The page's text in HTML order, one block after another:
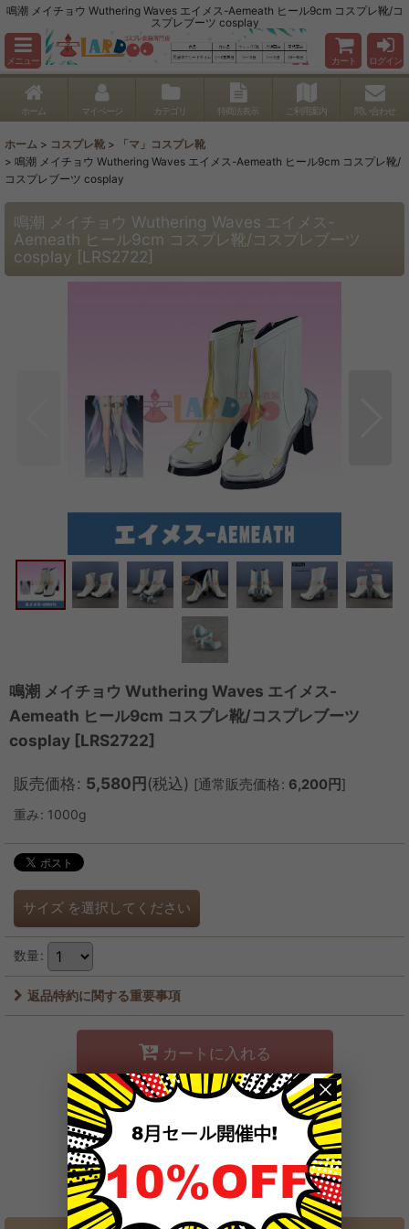
鳴潮 メイチョウ Wuthering Waves エイメス-Aemeath ヒール9cm コスプレ靴/コ
スプレブーツ cosplay
メニュー カート ログイン
ホーム マイページ カテゴリ 特商法表示 ご利用案内 問い合わせ
ホーム > コスプレ靴 >
「マ」コスプレ靴
> 鳴潮 メイチョウ Wuthering Waves エイメス-Aemeath ヒール9cm コスプレ靴/
コスプレブーツ cosplay
鳴潮 メイチョウ Wuthering Waves エイメス-
Aemeath ヒール9cm コスプレ靴/コスプレブーツ
cosplay [LRS2722]
鳴潮 メイチョウ Wuthering Waves エイメス-
Aemeath ヒール9cm コスプレ靴/コスプレブーツ
cosplay [LRS2722]
販売価格: 5,580 円 (税込) [通常販売価格: 6,200 円]
重み: 1000g
サイズ を選択してください
数量:
返品特約に関する重要事項
カートに入れる
お問い合わせ